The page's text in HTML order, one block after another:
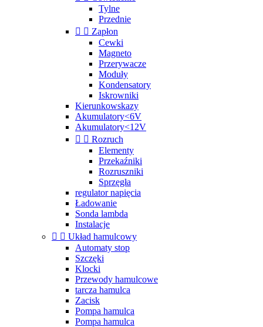
Tylne
Przednie
  Zapłon
Cewki
Magneto
Przerywacze
Moduły
Kondensatory
Iskrowniki
Kierunkowskazy
Akumulatory<6V
Akumulatory<12V
  Rozruch
Elementy
Przekaźniki
Rozruszniki
Sprzęgła
regulator napięcia
Ładowanie
Sonda lambda
Instalacje
  Układ hamulcowy
Automaty stop
Szczęki
Klocki
Przewody hamulcowe
tarcza hamulca
Zacisk
Pompa hamulca
Pompa hamulca